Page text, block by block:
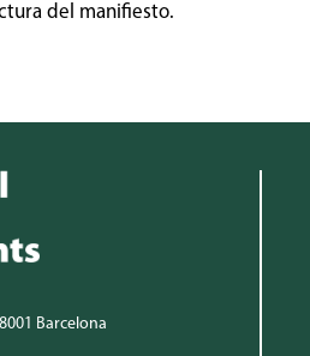
del manifiesto.
Barcelona